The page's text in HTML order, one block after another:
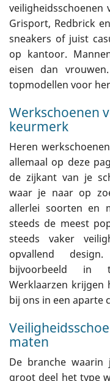
veiligheidsschoenen
Grisport, Redbrick
sneakers of juist
op kantoor.
eisen dan
topmodellen voor
Werkschoenen
keurmerk
Heren
allemaal op deze
de zijkant van je
waar je naar op
allerlei soorten en
steeds de meest
steeds vaker
opvallend
bijvoorbeeld in
Werklaarzen krijgen
bij ons in een aparte
maten
De branche
groot deel het type